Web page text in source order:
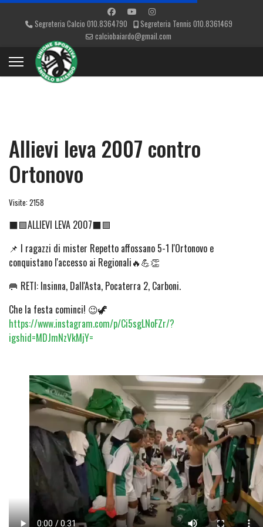
Segreteria Calcio 010.8364790
Segreteria Tennis 010.8361469
calciobaiardo@gmail.com
Allievi leva 2007 contro
Ortonovo
Visite: 2158
⬛🟩ALLIEVI LEVA 2007⬛🟩
📌 I ragazzi di mister Repetto affossano 5-1 l'Ortonovo e
conquistano l'accesso ai Regionali🔥💪👏
🥅 RETI: Insinna, Dall'Asta, Pocaterra 2, Carboni.
Che la festa cominci! 😉🦖
https://www.instagram.com/p/Ci5sgLNoFZr/?
igshid=MDJmNzVkMjY=